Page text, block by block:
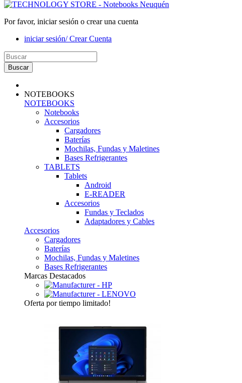
Por favor, iniciar sesión o crear una cuenta
iniciar sesión/ Crear Cuenta
Buscar
NOTEBOOKS
NOTEBOOKS
Notebooks
Accesorios
Cargadores
Baterías
Mochilas, Fundas y Maletines
Bases Refrigerantes
TABLETS
Tablets
Android
E-READER
Accesorios
Fundas y Teclados
Adaptadores y Cables
Accesorios
Cargadores
Baterías
Mochilas, Fundas y Maletines
Bases Refrigerantes
Marcas Destacados
Oferta por tiempo limitado!